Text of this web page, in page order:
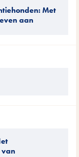
Met
aan
van